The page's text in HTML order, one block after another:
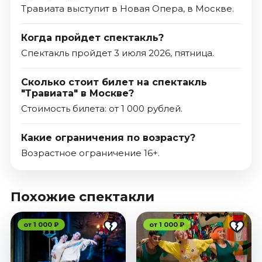
Травиата выступит в Новая Опера, в Москве.
Когда пройдет спектакль?
Спектакль пройдет 3 июля 2026, пятница.
Сколько стоит билет на спектакль
"Травиата" в Москве?
Стоимость билета: от 1 000 рублей.
Какие ограничения по возрасту?
Возрастное ограничение 16+.
Похожие спектакли
от 1 000 ₽ от 1 000 ₽